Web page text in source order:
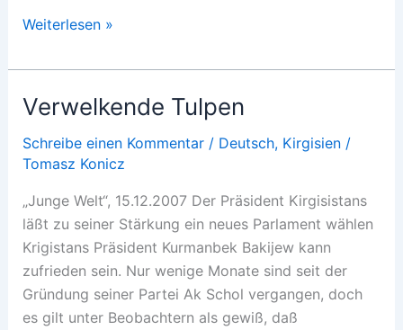
Holpriger
Weiterlesen »
Verwelkende Tulpen
Schreibe einen Kommentar / Deutsch, Kirgisien/
Tomasz Konicz
„Junge Welt“, 15.12.2007 Der Präsident Kirgisistans
läßt zu seiner Stärkung ein neues Parlament wählen
Krigistans Präsident Kurmanbek Bakijew kann
zufrieden sein. Nur wenige Monate sind seit der
Gründung seiner Partei Ak Schol vergangen, doch
es gilt unter Beobachtern als gewiß, daß